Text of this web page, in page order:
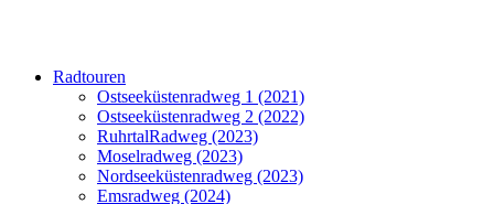
Radtouren
Ostseeküstenradweg 1 (2021)
Ostseeküstenradweg 2 (2022)
RuhrtalRadweg (2023)
Moselradweg (2023)
Nordseeküstenradweg (2023)
Emsradweg (2024)